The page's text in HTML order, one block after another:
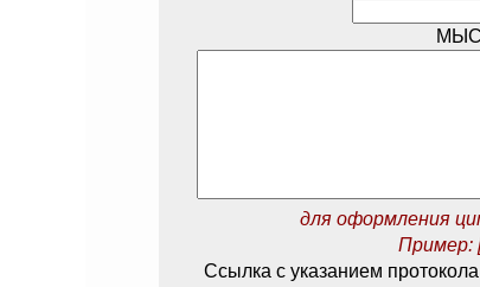
для оформления
Пример:
Ссылка с указанием